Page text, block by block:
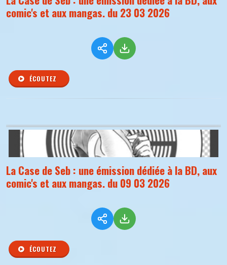
comic's et aux mangas. du 23 03 2026
ÉCOUTEZ
La Case de Seb : une émission dédiée à la BD, aux
comic's et aux mangas. du 09 03 2026
ÉCOUTEZ